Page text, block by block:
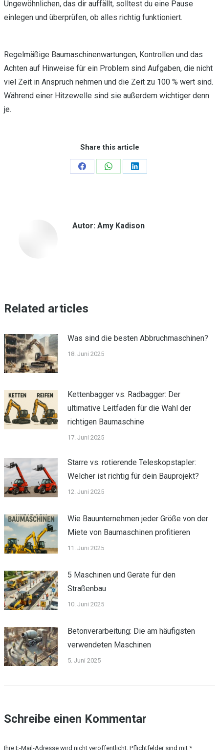
Ungewöhnlichen, das dir auffällt, solltest du eine Pause
einlegen und überprüfen, ob alles richtig funktioniert.
Regelmäßige Baumaschinenwartungen, Kontrollen und das
Achten auf Hinweise für ein Problem sind Aufgaben, die nicht
viel Zeit in Anspruch nehmen und die Zeit zu 100 % wert sind.
Während einer Hitzewelle sind sie außerdem wichtiger denn
je.
Share this article
Teilen
Teilen
Teilen
Autor: Amy Kadison
Related articles
Was sind die besten Abbruchmaschinen?
18. Juni 2025
Kettenbagger vs. Radbagger: Der
ultimative Leitfaden für die Wahl der
richtigen Baumaschine
17. Juni 2025
Starre vs. rotierende Teleskopstapler:
Welcher ist richtig für dein Bauprojekt?
12. Juni 2025
Wie Bauunternehmen jeder Größe von der
Miete von Baumaschinen profitieren
11. Juni 2025
5 Maschinen und Geräte für den
Straßenbau
10. Juni 2025
Betonverarbeitung: Die am häufigsten
verwendeten Maschinen
5. Juni 2025
Schreibe einen Kommentar
Ihre E-Mail-Adresse wird nicht veröffentlicht. Pflichtfelder sind mit *